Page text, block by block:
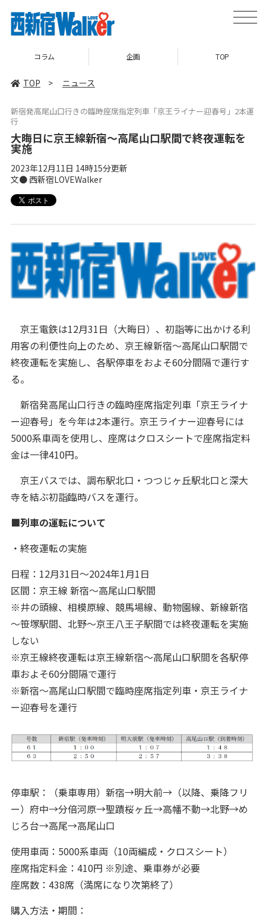
toggle
コラム 企画 TOP
TOP > ニュース
新宿発高尾山口行きの臨時座席指定列車「京王ライナー迎春号」2本運
行
大晦日に京王線新宿～高尾山口駅間で終夜運転を
実施
2023年12月11日 14時15分更新
文● 西新宿LOVEWalker
京王電鉄は12月31日（大晦日）、初詣等に出かける利
用客の利便性向上のため、京王線新宿～高尾山口駅間で
終夜運転を実施し、各駅停車をおよそ60分間隔で運行す
る。
新宿発高尾山口行きの臨時座席指定列車「京王ライナ
ー迎春号」を今年は2本運行。京王ライナー迎春号には
5000系車両を使用し、座席はクロスシートで座席指定料
金は一律410円。
京王バスでは、調布駅北口・つつじヶ丘駅北口と深大
寺を結ぶ初詣臨時バスを運行。
■列車の運転について
・終夜運転の実施
日程：12月31日～2024年1月1日
区間：京王線 新宿～高尾山口駅間
※井の頭線、相模原線、競馬場線、動物園線、新線新宿
～笹塚駅間、北野～京王八王子駅間では終夜運転を実施
しない
※京王線終夜運転は京王線新宿～高尾山口駅間を各駅停
車およそ60分間隔で運行
※新宿～高尾山口駅間で臨時座席指定列車・京王ライナ
ー迎春号を運行
停車駅：（乗車専用）新宿→明大前→（以降、乗降フリ
ー）府中→分倍河原→聖蹟桜ヶ丘→高幡不動→北野→め
じろ台→高尾→高尾山口
使用車両：5000系車両（10両編成・クロスシート）
座席指定料金：410円 ※別途、乗車券が必要
座席数：438席（満席になり次第終了）
購入方法・期間：